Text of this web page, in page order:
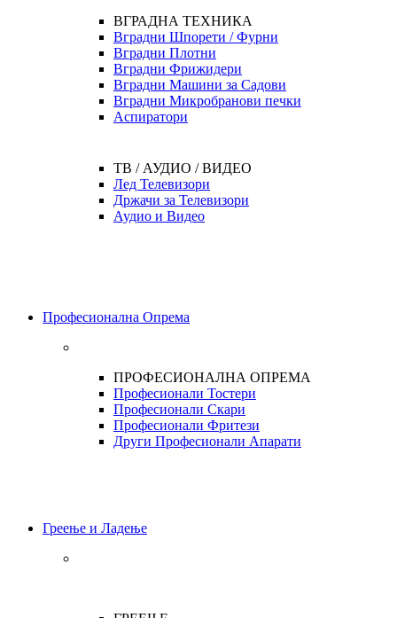
ВГРАДНА ТЕХНИКА
Вградни Шпорети / Фурни
Вградни Плотни
Вградни Фрижидери
Вградни Машини за Садови
Вградни Микробранови печки
Аспиратори
ТВ / АУДИО / ВИДЕО
Лед Телевизори
Држачи за Телевизори
Аудио и Видео
Професионална Опрема
ПРОФЕСИОНАЛНА ОПРЕМА
Професионали Тостери
Професионали Скари
Професионали Фритези
Други Професионали Апарати
Греење и Ладење